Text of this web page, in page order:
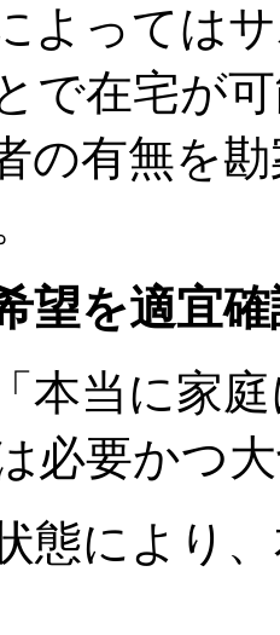
よっては
で在宅が
の有無を
望を適宜
本当に家
必要かつ
態により